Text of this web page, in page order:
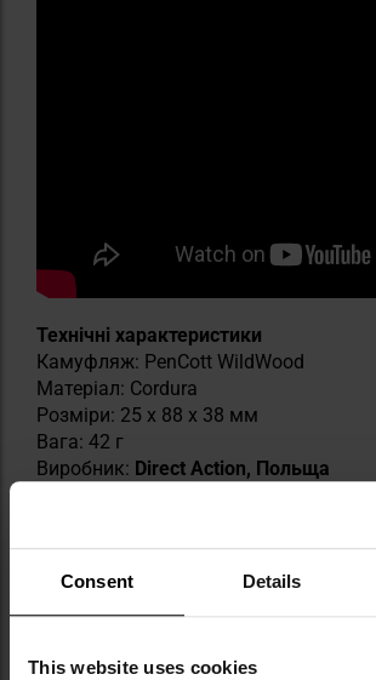
Consent Details
This website uses cookies
Технічні характеристики
Камуфляж: PenCott WildWood
Матеріал: Cordura
Розміри: 25 x 88 x 38 мм
Вага: 42 г
Виробник: Direct Action, Польща
Інформація про виробника та